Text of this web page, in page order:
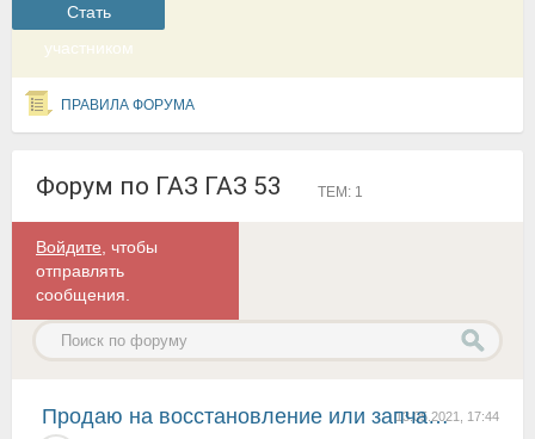
Cтать
участником
ПРАВИЛА ФОРУМА
Форум по ГАЗ ГАЗ 53 ТЕМ: 1
Войдите , чтобы
отправлять
сообщения.
13.05.2021, 17:44
продаю на восстановление или запчасти